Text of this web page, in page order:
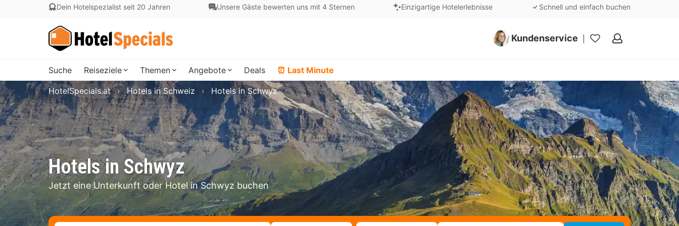
Dein Hotelspezialist seit 20 Jahren Unsere Gäste bewerten uns mit 4 Sternen Einzigartige Hotelerlebnisse Schnell und einfach buchen
Kundenservice
Meine
Suche Reiseziele Themen Angebote Deals ⏰ Last Minute
Hotels in Schwyz
Jetzt eine Unterkunft oder Hotel in Schwyz buchen
HotelSpecials.at Hotels in Schweiz Hotels in Schwyz